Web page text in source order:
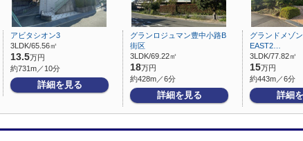
アビタシオン3
3LDK/65.56㎡
13.5万円
約731m／10分
詳細を見る
グランロジュマン豊中小路B
街区
3LDK/69.22㎡
18万円
約428m／6分
詳細を見る
グランドメゾ
EAST2…
3LDK/77.82㎡
15万円
約443m／6分
詳細